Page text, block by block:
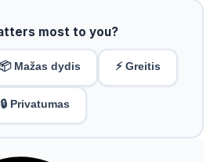
most to you?
📦 Mažas dydis ⚡ Greitis
🔒 Privatumas